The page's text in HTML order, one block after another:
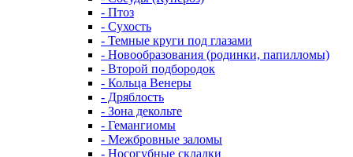
- Птоз
- Сухость
- Темные круги под глазами
- Новообразования (родинки, папилломы)
- Второй подбородок
- Кольца Венеры
- Дряблость
- Зона декольте
- Гемангиомы
- Межбровные заломы
- Носогубные складки